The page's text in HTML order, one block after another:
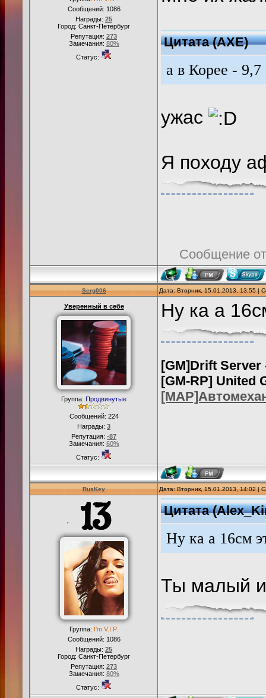
Сообщений: 1086
Награды: 25
Город: Санкт-Петербург
Репутация: 273
Замечания: 80%
Статус:
Цитата(AXE)
а в Корее - 9,7
ужас
Я походу
Сообщение
Serg006 Дата: Вторник, 15.01.2013, 13:55 |
Уверенный в себе
Группа: Продвинутые
Сообщений: 224
Награды: 3
Репутация: -87
Замечания: 60%
Статус:
Ну ка а
[GM]Drift Server
[GM-RP] United
RusKey Дата: Вторник, 15.01.2013, 14:02 |
Группа: I'm V.I.P.
Сообщений: 1086
Награды: 25
Город: Санкт-Петербург
Репутация: 273
Замечания: 80%
Статус:
Цитата(
Ну ка а 16см
Ты малый